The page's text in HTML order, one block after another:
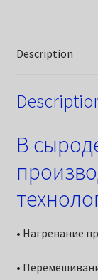
Description
В
• Нагревание
•